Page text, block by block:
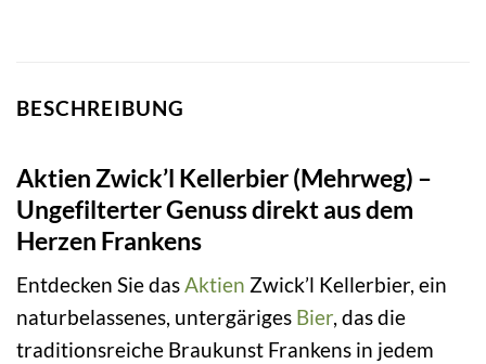
BESCHREIBUNG
Aktien Zwick’l Kellerbier (Mehrweg) –
Ungefilterter Genuss direkt aus dem
Herzen Frankens
Entdecken Sie dasAktien Zwick’l Kellerbier, ein
naturbelassenes, untergäriges Bier, das die
traditionsreiche Braukunst Frankens in jedem